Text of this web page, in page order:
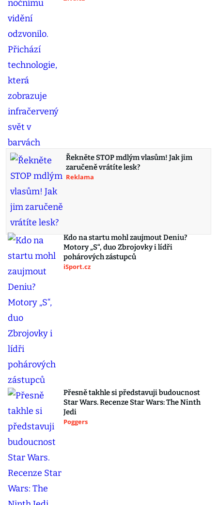
Řekněte STOP mdlým vlasům! Jak jim
zaručeně vrátíte lesk?
Reklama
Kdo na startu mohl zaujmout Deniu?
Motory „S“, duo Zbrojovky i lídři
pohárových zástupců
iSport.cz
Přesně takhle si představuji budoucnost
Star Wars. Recenze Star Wars: The Ninth
Jedi
Poggers